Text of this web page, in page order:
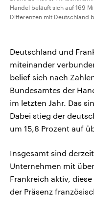
Handel beläuft sich auf 169
Differenzen mit Deutschland
Deutschland und
miteinander
belief sich nach
Bundesamtes der
im letzten Jahr. Das
Dabei stieg der
um 15,8 Prozent auf
Insgesamt sind
Unternehmen mit
Frankreich aktiv,
der Präsenz